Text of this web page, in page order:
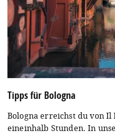
Tipps für Bologna
Bologna erreichst du von Il
eineinhalb Stunden. In